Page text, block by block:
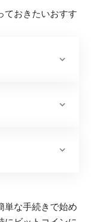
ておきたいおすす
単な手続きで始め